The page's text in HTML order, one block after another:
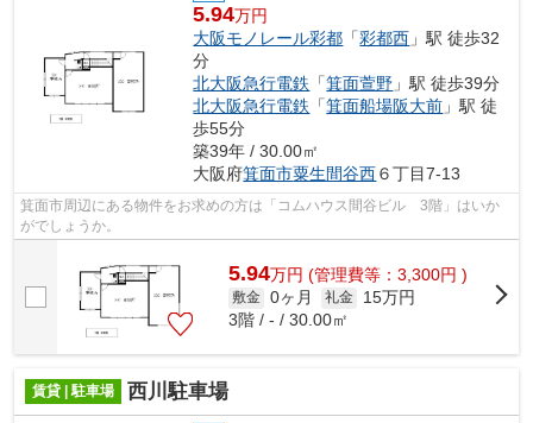
5.94万円
大阪モノレール彩都 「彩都西 」駅 徒歩32
分
北大阪急行電鉄 「箕面萱野 」駅 徒歩39分
北大阪急行電鉄 「箕面船場阪大前 」駅 徒
歩55分
築39年 / 30.00㎡
大阪府箕面市粟生間谷西６丁目7-13
箕面市周辺にある物件をお求めの方は「コムハウス間谷ビル 3階」はいか
がでしょうか。
5.94万円 (管理費等：3,300円 )
敷金 0ヶ月 礼金
15万円
3階 / - / 30.00㎡
賃貸 | 駐車場 西川駐車場